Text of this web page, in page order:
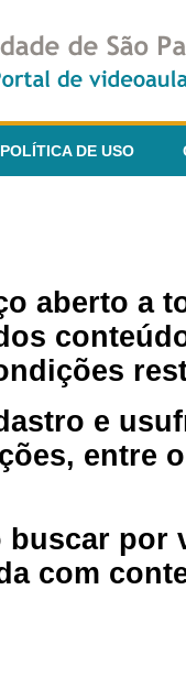
POLÍTICA DE USO
aberto a
e
entre
por
com